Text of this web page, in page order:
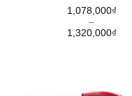
1,078,000₫
–
1,320,000₫